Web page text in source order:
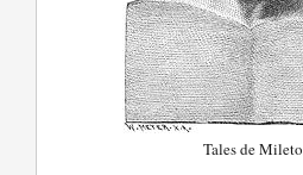
Tales de Mileto